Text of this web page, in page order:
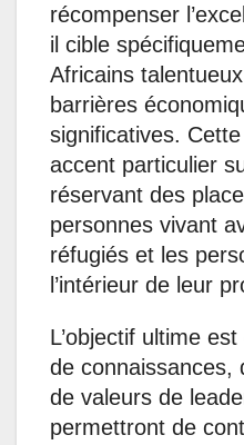
récompenser
il cible
Africains
barrières
significatives.
accent particulier
réservant des
personnes vivant
réfugiés et les
l’intérieur de leur
L’objectif ultime
de connaissances,
de valeurs de
permettront de